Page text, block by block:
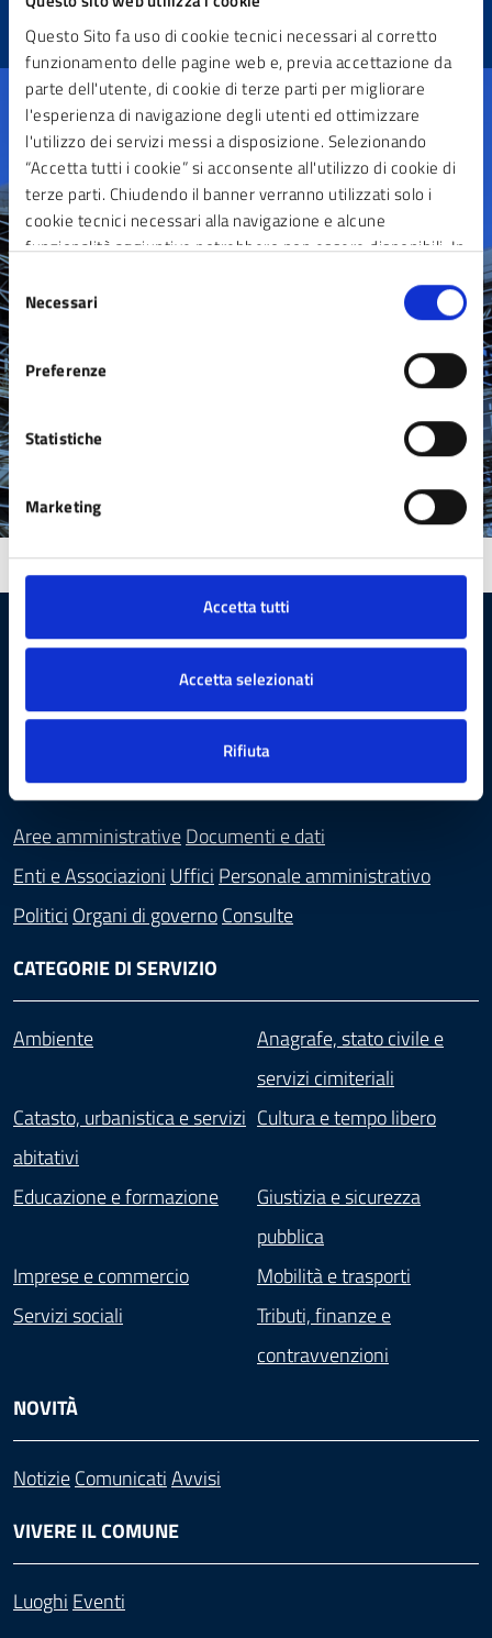
Questo Sito fa uso di cookie tecnici necessari al corretto
funzionamento delle pagine web e, previa accettazione da
parte dell'utente, di cookie di terze parti per migliorare
l'esperienza di navigazione degli utenti ed ottimizzare
l'utilizzo dei servizi messi a disposizione. Selezionando
“Accetta tutti i cookie” si acconsente all'utilizzo di cookie di
terze parti. Chiudendo il banner verranno utilizzati solo i
cookie tecnici necessari alla navigazione e alcune
funzionalità aggiuntive potrebbero non essere disponibili. In
che contribuiscono a rendere fruibile il sito web abilitando
funzionalità di base quali la navigazione sulle pagine e
l’accesso alle aree protette del sito. Il sito web non è in
grado di funzionare correttamente senza questi cookie
Selezione
del
consenso
Necessari
Preferenze
Statistiche
Marketing
Accetta tutti
Accetta selezionati
Rifiuta
Contatta il comune
Leggi le domande frequenti
Comune di Sesto San Giovanni
Aree amministrativeDocumenti e dati
Enti e Associazioni Uffici Personale amministrativo
Politici Organi di governoConsulte
CATEGORIE DI SERVIZIO
Ambiente
Anagrafe, stato civile e
servizi cimiteriali
Catasto, urbanistica e servizi
abitativi
Cultura e tempo libero
Educazione e formazione
Giustizia e sicurezza
pubblica
Imprese e commercio
Mobilità e trasporti
Servizi sociali
Tributi, finanze e
contravvenzioni
NOVITÀ
NotizieComunicatiAvvisi
VIVERE IL COMUNE
Luoghi Eventi